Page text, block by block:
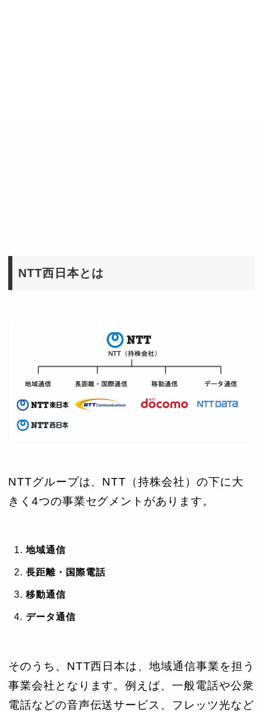
NTT西日本とは
NTTグループは、NTT（持株会社）の下に大
きく4つの事業セグメントがあります。
地域通信
長距離・国際電話
移動通信
データ通信
そのうち、NTT西日本は、地域通信事業を担う
事業会社となります。例えば、一般電話や公衆
電話などの音声伝送サービス、フレッツ光など